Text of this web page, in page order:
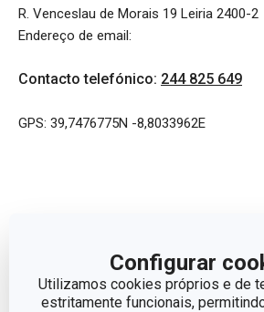
Configurar
Utilizamos cookies próprios e de
estritamente funcionais,
R. Venceslau de Morais 19 Leiria 2400-2
Endereço de email:
Contacto telefónico: 244 825 649
GPS: 39,7476775N -8,8033962E